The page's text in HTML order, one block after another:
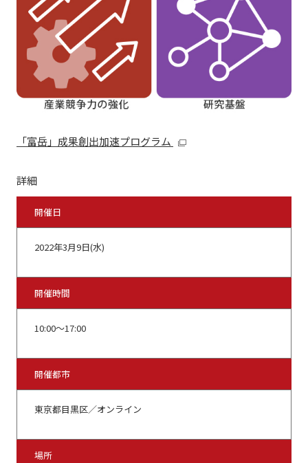
「富岳」成果創出加速プログラム
詳細
開催日
2022年3月9日(水)
開催時間
10:00～17:00
開催都市
東京都目黒区／オンライン
場所